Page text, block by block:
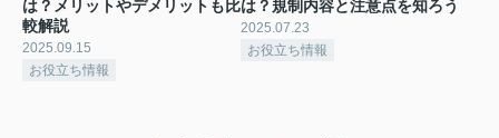
は？メリットやデメリットも比
較解説
2025.09.15
お役立ち情報
は？規制内容と注意点を知ろう
2025.07.23
お役立ち情報